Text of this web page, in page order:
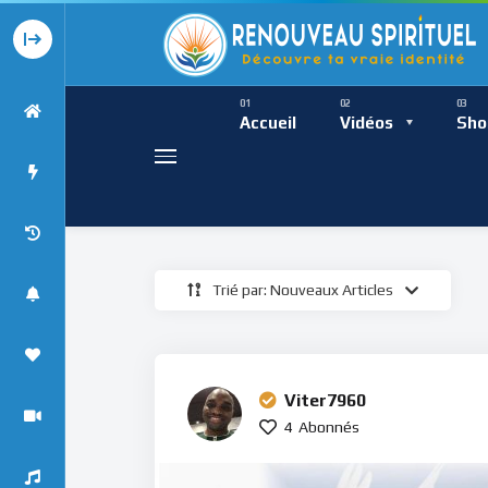
Accueil Vidéos
Présence
Présence
Trié par: Nouveaux Articles
Viter7960
4 Abonnés